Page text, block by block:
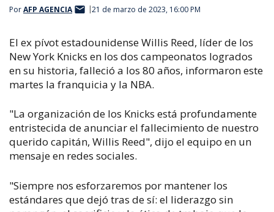
PorAFP AGENCIA 21 de marzo de 2023, 16:00 PM
El ex pívot estadounidense Willis Reed, líder de los
New York Knicks en los dos campeonatos logrados
en su historia, falleció a los 80 años, informaron este
martes la franquicia y la NBA.
"La organización de los Knicks está profundamente
entristecida de anunciar el fallecimiento de nuestro
querido capitán, Willis Reed", dijo el equipo en un
mensaje en redes sociales.
"Siempre nos esforzaremos por mantener los
estándares que dejó tras de sí: el liderazgo sin